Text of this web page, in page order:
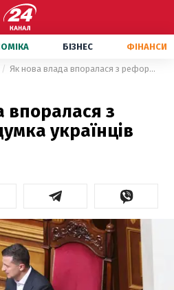
БІЗНЕС ФІНАНСИ
Як нова влада впоралася з реформами: думка українців
впоралася з
українців